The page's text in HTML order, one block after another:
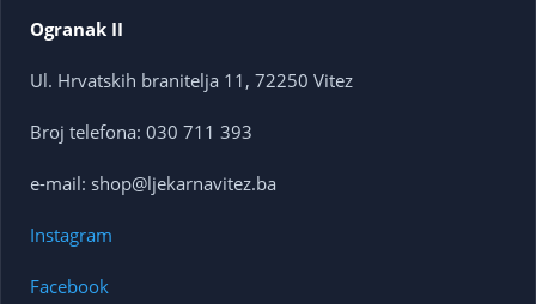
Ogranak II
Ul. Hrvatskih branitelja 11, 72250 Vitez
Broj telefona: 030 711 393
e-mail: shop@ljekarnavitez.ba
Instagram
Facebook